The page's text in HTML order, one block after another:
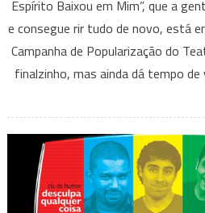
Espírito Baixou em Mim”, que a
e consegue rir tudo de novo, está
Campanha de Popularização do
finalzinho, mas ainda dá tempo